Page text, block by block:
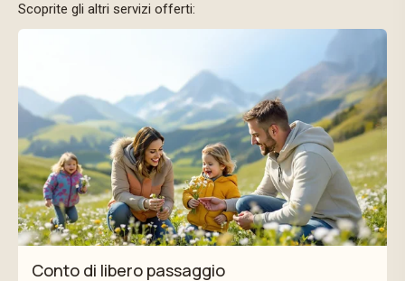
Scoprite gli altri servizi offerti:
Conto di libero passaggio